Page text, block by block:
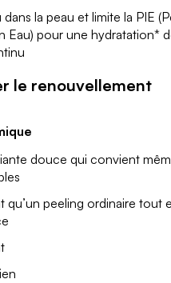
dans la peau et limite la PIE
Eau) pour une hydratation*
le renouvellement
douce qui convient
qu’un peeling ordinaire tout